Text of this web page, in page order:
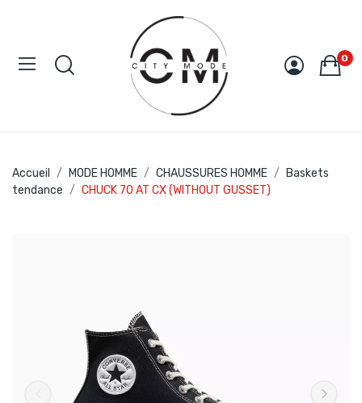
0
Accueil MODE HOMME CHAUSSURES HOMME
Baskets
tendance
CHUCK 70 AT CX (WITHOUT GUSSET)